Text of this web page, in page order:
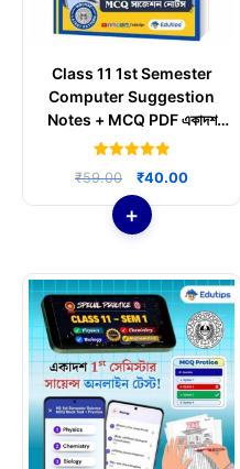
Class 11 1st Semester
Computer Suggestion
Notes + MCQ PDF একাদশ
কম্পিউটার 2026
5.00
out of 5
₹59.00
Original
price
was:
₹59.00.
₹40.00Current